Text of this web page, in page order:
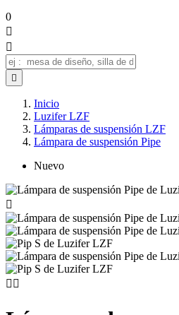
0



Inicio
Luzifer LZF
Lámparas de suspensión LZF
Lámpara de suspensión Pipe
Nuevo

 